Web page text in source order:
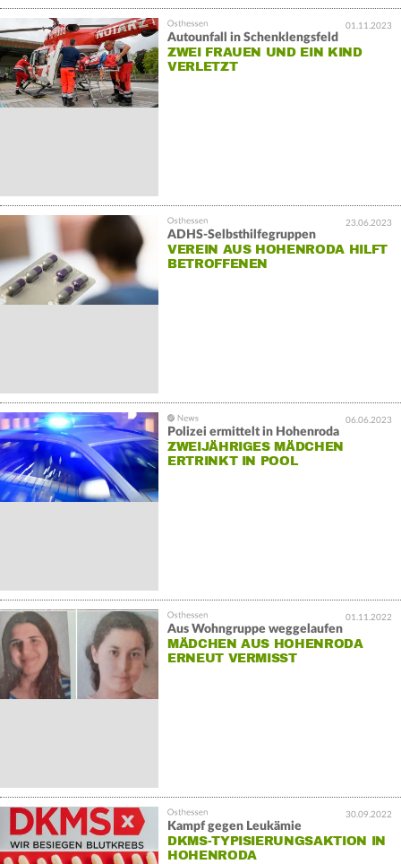
01.11.2023
Autounfall in Schenklengsfeld
ZWEI FRAUEN UND EIN KIND
VERLETZT
23.06.2023
ADHS-Selbsthilfegruppen
VEREIN AUS HOHENRODA HILFT
BETROFFENEN
06.06.2023
Polizei ermittelt in Hohenroda
ZWEIJÄHRIGES MÄDCHEN
ERTRINKT IN POOL
01.11.2022
Aus Wohngruppe weggelaufen
MÄDCHEN AUS HOHENRODA
ERNEUT VERMISST
30.09.2022
Kampf gegen Leukämie
DKMS-TYPISIERUNGSAKTION IN
HOHENRODA